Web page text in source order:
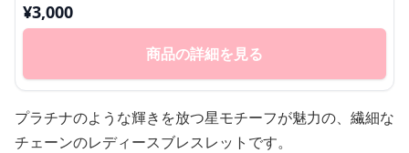
¥3,000
商品の詳細を見る
プラチナのような輝きを放つ星モチーフが魅力の、繊細な
チェーンのレディースブレスレットです。